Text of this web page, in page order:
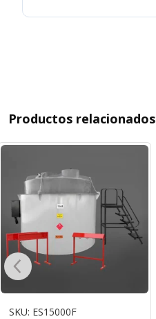
Productos relacionados
SKU: ES15000F